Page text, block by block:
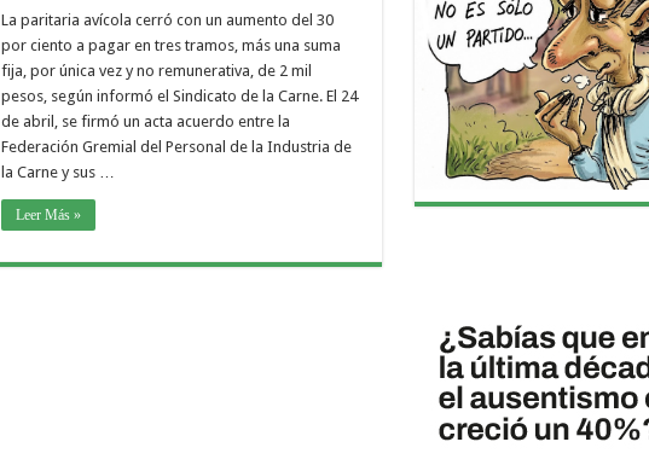
La paritaria avícola cerró con un aumento del 30
por ciento a pagar en tres tramos, más una suma
fija, por única vez y no remunerativa, de 2 mil
pesos, según informó el Sindicato de la Carne. El 24
de abril, se firmó un acta acuerdo entre la
Federación Gremial del Personal de la Industria de
la Carne y sus …
Leer Más »